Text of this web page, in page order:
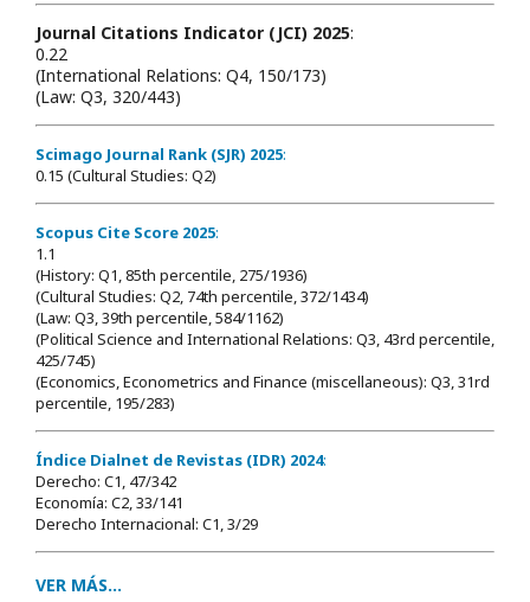
Journal Citations Indicator (JCI) 2025:
0.22
(International Relations: Q4, 150/173)
(Law: Q3, 320/443)
Scimago Journal Rank (SJR) 2025:
0.15 (Cultural Studies: Q2)
Scopus Cite Score 2025:
1.1
(History: Q1, 85th percentile, 275/1936)
(Cultural Studies: Q2, 74th percentile, 372/1434)
(Law: Q3, 39th percentile, 584/1162)
(Political Science and International Relations: Q3, 43rd percentile,
425/745)
(Economics, Econometrics and Finance (miscellaneous): Q3, 31rd
percentile, 195/283)
Índice Dialnet de Revistas (IDR) 2024:
Derecho: C1, 47/342
Economía: C2, 33/141
Derecho Internacional: C1, 3/29
VER MÁS...